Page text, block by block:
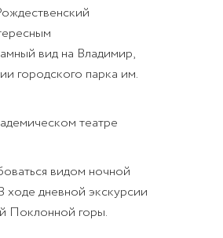
вид на Владимир,
городского парка им.
театре
видом ночной
дневной экскурсии
Поклонной горы.